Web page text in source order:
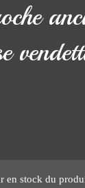
en stock du